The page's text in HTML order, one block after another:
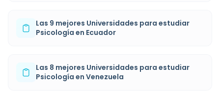
Las 9 mejores Universidades para estudiar
Psicología en Ecuador
Las 8 mejores Universidades para estudiar
Psicología en Venezuela